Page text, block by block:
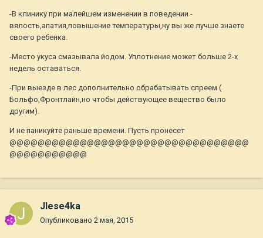
-В клинику при малейшем изменении в поведении -
вялость,апатия,повышение температуры,ну вы же лучше знаете
своего ребенка.
-Место укуса смазывала йодом. Уплотнение может больше 2-х
недель оставаться.
-При выезде в лес дополнительно обрабатывать спреем (
Больфо,Фронтлайн,но чтобы действующее вещество было
другим).
И не паникуйте раньше времени. Пусть пронесет
@@@@@@@@@@@@@@@@@@@@@@@@@@@@@@@@@@
@@@@@@@@@@@
JIese4ka
Опубликовано 2 мая, 2015